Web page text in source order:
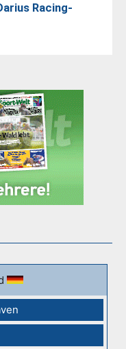
Racing-